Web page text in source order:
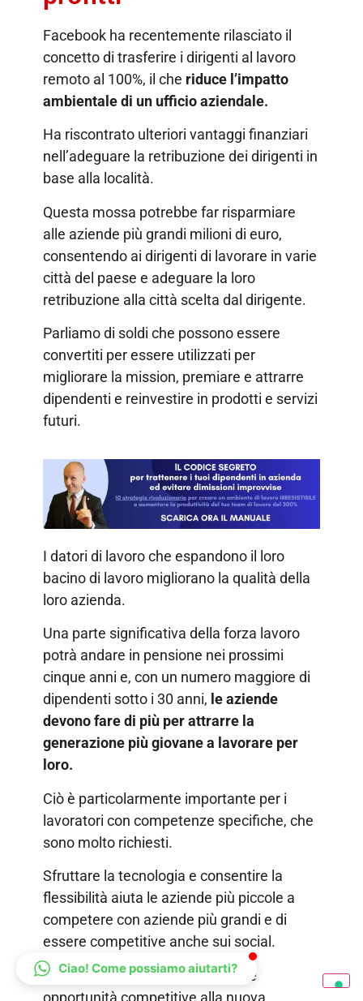
Facebook ha recentemente rilasciato il
concetto di trasferire i dirigenti al lavoro
remoto al 100%, il che riduce l’impatto
ambientale di un ufficio aziendale.
Ha riscontrato ulteriori vantaggi finanziari
nell’adeguare la retribuzione dei dirigenti in
base alla località.
Questa mossa potrebbe far risparmiare
alle aziende più grandi milioni di euro,
consentendo ai dirigenti di lavorare in varie
città del paese e adeguare la loro
retribuzione alla città scelta dal dirigente.
Parliamo di soldi che possono essere
convertiti per essere utilizzati per
migliorare la mission, premiare e attrarre
dipendenti e reinvestire in prodotti e servizi
futuri.
I datori di lavoro che espandono il loro
bacino di lavoro migliorano la qualità della
loro azienda.
Una parte significativa della forza lavoro
potrà andare in pensione nei prossimi
cinque anni e, con un numero maggiore di
dipendenti sotto i 30 anni, le aziende
devono fare di più per attrarre la
generazione più giovane a lavorare per
loro.
Ciò è particolarmente importante per i
lavoratori con competenze specifiche, che
sono molto richiesti.
Sfruttare la tecnologia e consentire la
flessibilità aiuta le aziende più piccole a
competere con aziende più grandi e di
essere competitive anche sui social.
Le piccole imprese devono offrire
opportunità competitive alla nuova
Ciao! Come possiamo aiutarti?